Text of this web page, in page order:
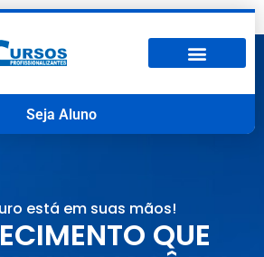
Seja Aluno
está em suas mãos!
QUE